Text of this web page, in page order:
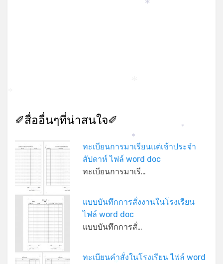
✐สื่ออื่นๆที่น่าสนใจ✐
ทะเบียนการมาเรียนแต่เช้าประจำ
สัปดาห์ ไฟล์ word doc
ทะเบียนการมาเรี…
แบบบันทึกการสั่งงานในโรงเรียน
ไฟล์ word doc
แบบบันทึกการสั่…
ทะเบียนคำสั่งในโรงเรียน ไฟล์ word